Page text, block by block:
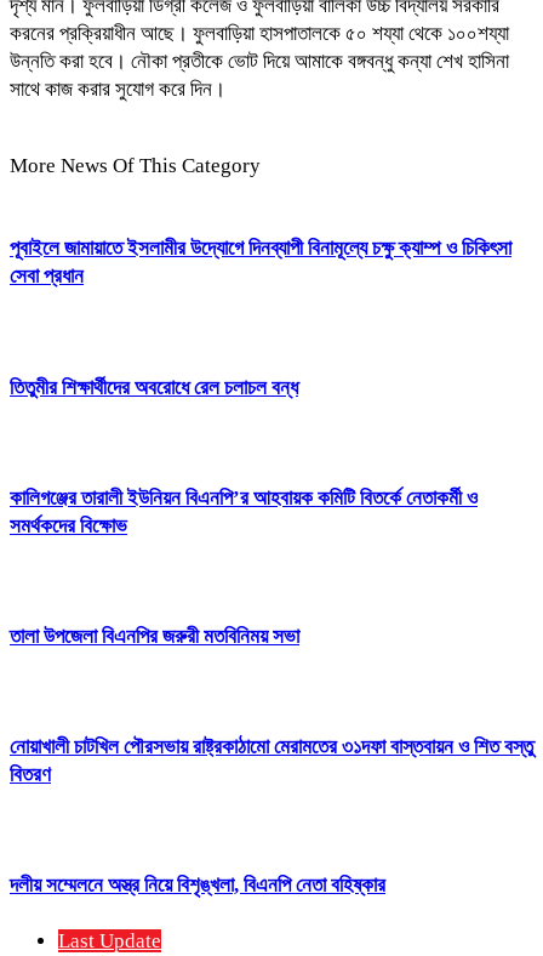
দৃশ্য মান। ফুলবাড়িয়া ডিগ্রী কলেজ ও ফুলবাড়িয়া বালিকা উচ্চ বিদ্যালয় সরকারি
করনের প্রক্রিয়াধীন আছে। ফুলবাড়িয়া হাসপাতালকে ৫০ শয্যা থেকে ১০০শয্যা
উন্নতি করা হবে। নৌকা প্রতীকে ভোট দিয়ে আমাকে বঙ্গবন্ধু কন্যা শেখ হাসিনা
সাথে কাজ করার সুযোগ করে দিন।
More News Of This Category
পূবাইলে জামায়াতে ইসলামীর উদ্যোগে দিনব্যাপী বিনামূল্যে চক্ষু ক্যাম্প ও চিকিৎসা
সেবা প্রধান
তিতুমীর শিক্ষার্থীদের অবরোধে রেল চলাচল বন্ধ
কালিগঞ্জের তারালী ইউনিয়ন বিএনপি’র আহবায়ক কমিটি বিতর্কে নেতাকর্মী ও
সমর্থকদের বিক্ষোভ
তালা উপজেলা বিএনপির জরুরী মতবিনিময় সভা
নোয়াখালী চাটখিল পৌরসভায় রাষ্ট্রকাঠামো মেরামতের ৩১দফা বাস্তবায়ন ও শিত বস্তু
বিতরণ
দলীয় সম্মেলনে অস্ত্র নিয়ে বিশৃঙ্খলা, বিএনপি নেতা বহিষ্কার
Last Update